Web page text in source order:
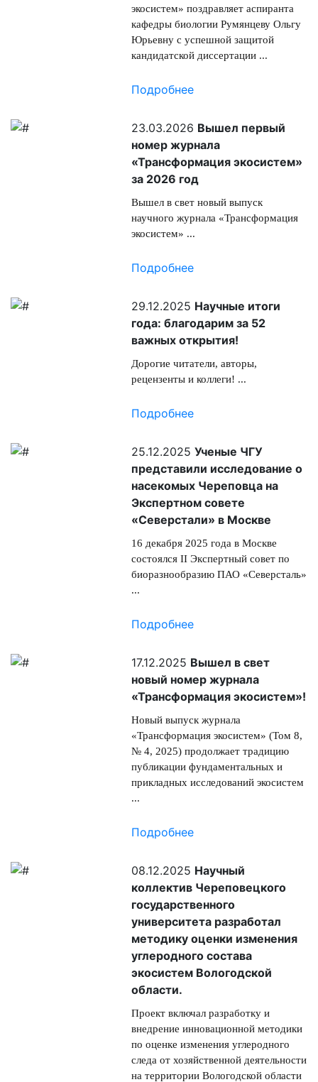
экосистем» поздравляет аспиранта
кафедры биологии Румянцеву Ольгу
Юрьевну с успешной защитой
кандидатской диссертации ...
Подробнее
23.03.2026 Вышел первый
номер журнала
«Трансформация экосистем»
за 2026 год
Вышел в свет новый выпуск
научного журнала «Трансформация
экосистем» ...
Подробнее
29.12.2025 Научные итоги
года: благодарим за 52
важных открытия!
Дорогие читатели, авторы,
рецензенты и коллеги! ...
Подробнее
25.12.2025 Ученые ЧГУ
представили исследование о
насекомых Череповца на
Экспертном совете
«Северстали» в Москве
16 декабря 2025 года в Москве
состоялся II Экспертный совет по
биоразнообразию ПАО «Северсталь»
...
Подробнее
17.12.2025 Вышел в свет
новый номер журнала
«Трансформация экосистем»!
Новый выпуск журнала
«Трансформация экосистем» (Том 8,
№ 4, 2025) продолжает традицию
публикации фундаментальных и
прикладных исследований экосистем
...
Подробнее
08.12.2025 Научный
коллектив Череповецкого
государственного
университета разработал
методику оценки изменения
углеродного состава
экосистем Вологодской
области.
Проект включал разработку и
внедрение инновационной методики
по оценке изменения углеродного
следа от хозяйственной деятельности
на территории Вологодской области